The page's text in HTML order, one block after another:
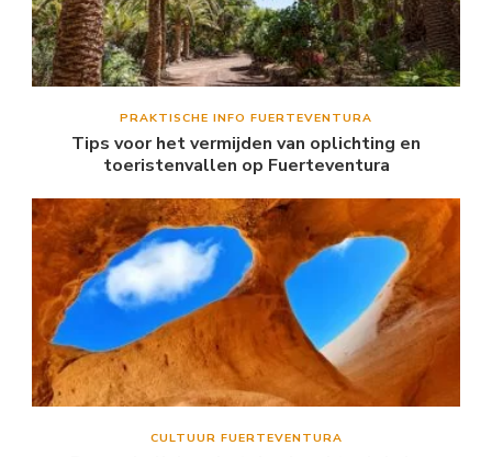
PRAKTISCHE INFO FUERTEVENTURA
Tips voor het vermijden van oplichting en
toeristenvallen op Fuerteventura
CULTUUR FUERTEVENTURA